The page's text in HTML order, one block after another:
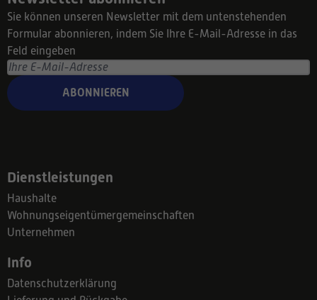
Sie können unseren Newsletter mit dem untenstehenden
Formular abonnieren, indem Sie Ihre E-Mail-Adresse in das
Feld eingeben
ABONNIEREN
Dienstleistungen
Haushalte
Wohnungseigentümergemeinschaften
Unternehmen
Info
Datenschutzerklärung